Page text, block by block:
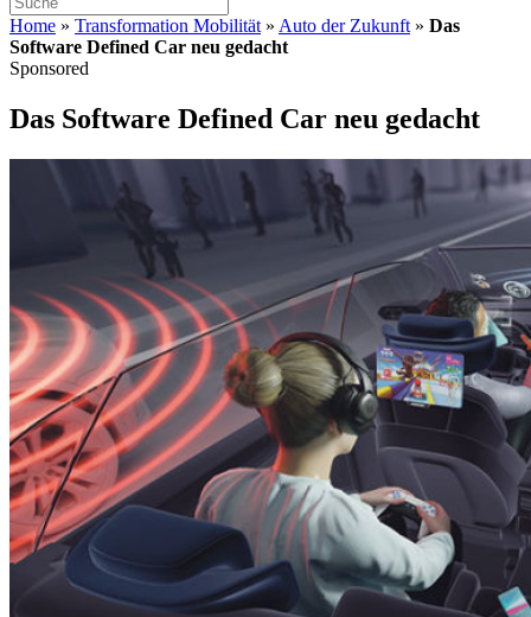
Home » Transformation Mobilität » Auto der Zukunft » Das
Software Defined Car neu gedacht
Sponsored
Das Software Defined Car neu gedacht